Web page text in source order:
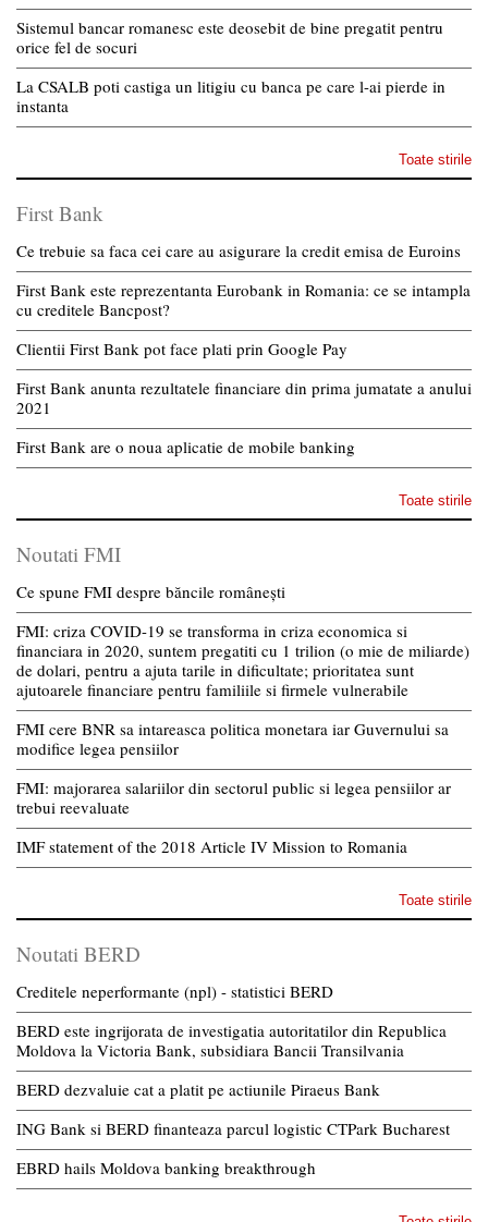
Sistemul bancar romanesc este deosebit de bine pregatit pentru
orice fel de socuri
La CSALB poti castiga un litigiu cu banca pe care l-ai pierde in
instanta
Toate stirile
First Bank
Ce trebuie sa faca cei care au asigurare la credit emisa de Euroins
First Bank este reprezentanta Eurobank in Romania: ce se intampla
cu creditele Bancpost?
Clientii First Bank pot face plati prin Google Pay
First Bank anunta rezultatele financiare din prima jumatate a anului
2021
First Bank are o noua aplicatie de mobile banking
Toate stirile
Noutati FMI
Ce spune FMI despre băncile românești
FMI: criza COVID-19 se transforma in criza economica si
financiara in 2020, suntem pregatiti cu 1 trilion (o mie de miliarde)
de dolari, pentru a ajuta tarile in dificultate; prioritatea sunt
ajutoarele financiare pentru familiile si firmele vulnerabile
FMI cere BNR sa intareasca politica monetara iar Guvernului sa
modifice legea pensiilor
FMI: majorarea salariilor din sectorul public si legea pensiilor ar
trebui reevaluate
IMF statement of the 2018 Article IV Mission to Romania
Toate stirile
Noutati BERD
Creditele neperformante (npl) - statistici BERD
BERD este ingrijorata de investigatia autoritatilor din Republica
Moldova la Victoria Bank, subsidiara Bancii Transilvania
BERD dezvaluie cat a platit pe actiunile Piraeus Bank
ING Bank si BERD finanteaza parcul logistic CTPark Bucharest
EBRD hails Moldova banking breakthrough